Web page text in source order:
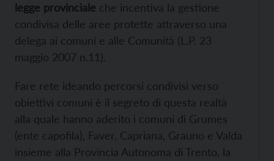
legge provinciale che incentiva la gestione
condivisa delle aree protette attraverso una
delega ai comuni e alle Comunità (L.P. 23
maggio 2007 n.11).
Fare rete ideando percorsi condivisi verso
obiettivi comuni è il segreto di questa realtà
alla quale hanno aderito i comuni di Grumes
(ente capofila), Faver, Capriana, Grauno e Valda
insieme alla Provincia Autonoma di Trento, la